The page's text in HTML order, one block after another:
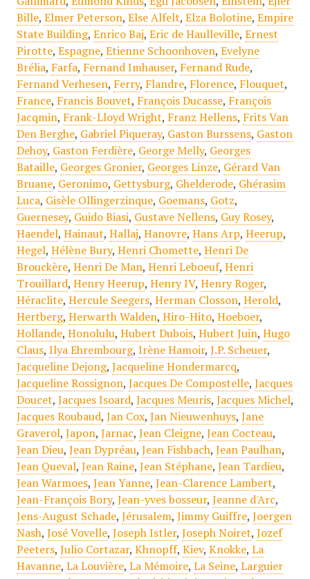
Bille, Elmer Peterson, Else Alfelt, Elza Bolotine, Empire
State Building, Enrico Baj, Eric de Haulleville, Ernest
Pirotte, Espagne, Etienne Schoonhoven, Evelyne
Brélia, Farfa, Fernand Imhauser, Fernand Rude,
Fernand Verhesen, Ferry, Flandre, Florence, Flouquet,
France, Francis Bouvet, François Ducasse, François
Jacqmin, Frank-Lloyd Wright, Franz Hellens, Frits Van
Den Berghe, Gabriel Piqueray, Gaston Burssens, Gaston
Dehoy, Gaston Ferdière, George Melly, Georges
Bataille, Georges Gronier, Georges Linze, Gérard Van
Bruane, Geronimo, Gettysburg, Ghelderode, Ghérasim
Luca, Gisèle Ollingerzinque, Goemans, Gotz,
Guernesey, Guido Biasi, Gustave Nellens, Guy Rosey,
Haendel, Hainaut, Hallaj, Hanovre, Hans Arp, Heerup,
Hegel, Hélène Bury, Henri Chomette, Henri De
Brouckère, Henri De Man, Henri Leboeuf, Henri
Trouillard, Henry Heerup, Henry IV, Henry Roger,
Héraclite, Hercule Seegers, Herman Closson, Herold,
Hertberg, Herwarth Walden, Hiro-Hito, Hoeboer,
Hollande, Honolulu, Hubert Dubois, Hubert Juin, Hugo
Claus, Ilya Ehrembourg, Irène Hamoir, J.P. Scheuer,
Jacqueline Dejong, Jacqueline Hondermarcq,
Jacqueline Rossignon, Jacques De Compostelle, Jacques
Doucet, Jacques Isoard, Jacques Meuris, Jacques Michel,
Jacques Roubaud, Jan Cox, Jan Nieuwenhuys, Jane
Graverol, Japon, Jarnac, Jean Cleigne, Jean Cocteau,
Jean Dieu, Jean Dypréau, Jean Fishbach, Jean Paulhan,
Jean Queval, Jean Raine, Jean Stéphane, Jean Tardieu,
Jean Warmoes, Jean Yanne, Jean-Clarence Lambert,
Jean-François Bory, Jean-yves bosseur, Jeanne d'Arc,
Jens-August Schade, Jérusalem, Jimmy Guiffre, Joergen
Nash, José Vovelle, Joseph Istler, Joseph Noiret, Jozef
Peeters, Julio Cortazar, Khnopff, Kiev, Knokke, La
Havanne, La Louvière, La Mémoire, La Seine, Larguier